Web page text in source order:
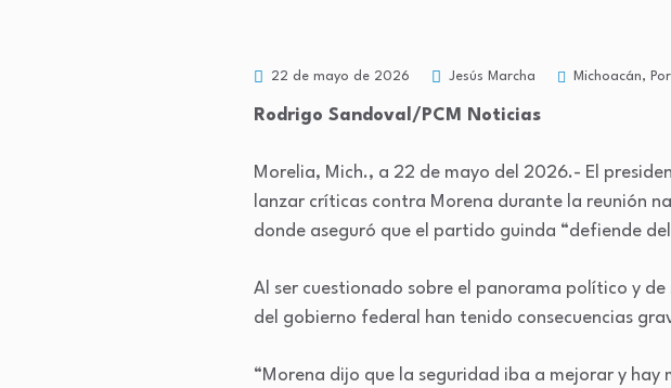
22 de mayo de 2026 Jesús Marcha Michoacán,
Rodrigo Sandoval/PCM Noticias
Morelia, Mich., a 22 de mayo del 2026.- El
lanzar críticas contra Morena durante la reunión
donde aseguró que el partido guinda “defiende
Al ser cuestionado sobre el panorama político y
del gobierno federal han tenido consecuencias
“Morena dijo que la seguridad iba a mejorar y hay